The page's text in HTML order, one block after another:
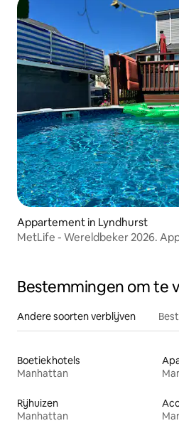
Appartement in Lyndhurst
MetLife - Wereldbeker 2026.
Bestemmingen om te
Andere soorten verblijven
Boetiekhotels
Manhattan
Rijhuizen
Manhattan